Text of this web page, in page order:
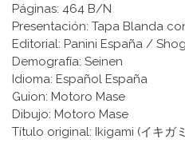
Páginas: 464 B/N
Presentación: Tapa Blanda
Editorial: Panini España /
Demografía: Seinen
Idioma: Español España
Guion: Motoro Mase
Dibujo: Motoro Mase
Título original: Ikigami (イキガ